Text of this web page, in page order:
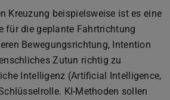
Kreuzung beispielsweise ist es eine
für die geplante Fahrtrichtung
Bewegungsrichtung, Intention
Zutun richtig zu
Intelligenz (Artificial Intelligence,
KI-Methoden sollen